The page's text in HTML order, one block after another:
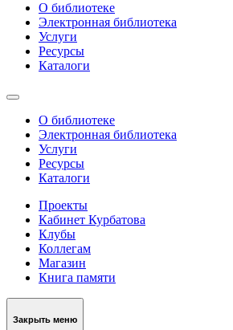
О библиотеке
Электронная библиотека
Услуги
Ресурсы
Каталоги
О библиотеке
Электронная библиотека
Услуги
Ресурсы
Каталоги
Проекты
Кабинет Курбатова
Клубы
Коллегам
Магазин
Книга памяти
Закрыть меню